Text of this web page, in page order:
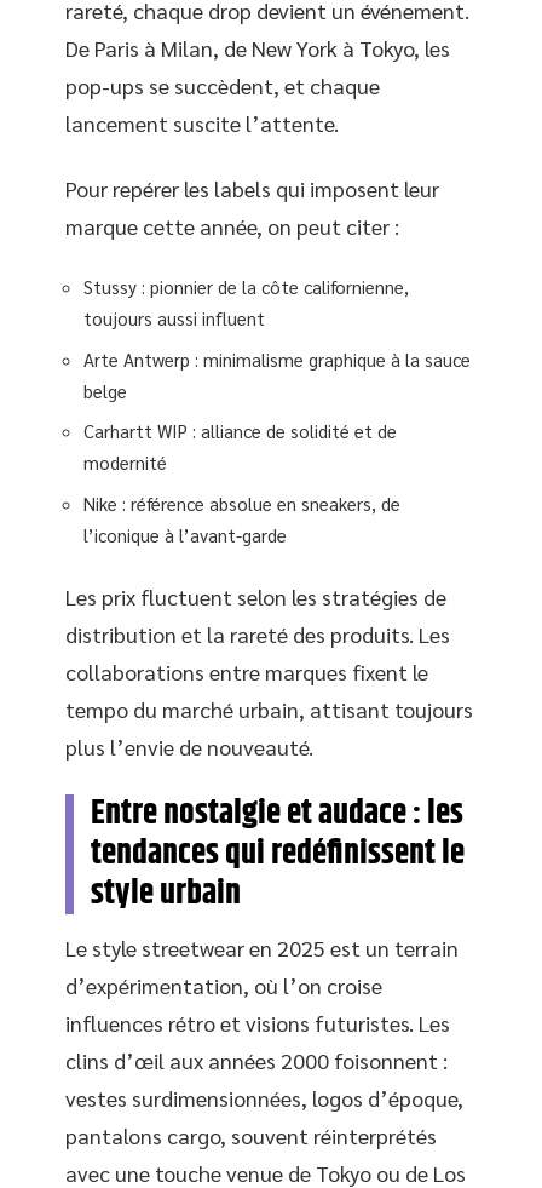
rareté, chaque drop devient un événement.
De Paris à Milan, de New York à Tokyo, les
pop-ups se succèdent, et chaque
lancement suscite l’attente.
Pour repérer les labels qui imposent leur
marque cette année, on peut citer :
Stussy : pionnier de la côte californienne,
toujours aussi influent
Arte Antwerp : minimalisme graphique à la sauce
belge
Carhartt WIP : alliance de solidité et de
modernité
Nike : référence absolue en sneakers, de
l’iconique à l’avant-garde
Les prix fluctuent selon les stratégies de
distribution et la rareté des produits. Les
collaborations entre marques fixent le
tempo du marché urbain, attisant toujours
plus l’envie de nouveauté.
Entre nostalgie et audace : les
tendances qui redéfinissent le
style urbain
Le style streetwear en 2025 est un terrain
d’expérimentation, où l’on croise
influences rétro et visions futuristes. Les
clins d’œil aux années 2000 foisonnent :
vestes surdimensionnées, logos d’époque,
pantalons cargo, souvent réinterprétés
avec une touche venue de Tokyo ou de Los